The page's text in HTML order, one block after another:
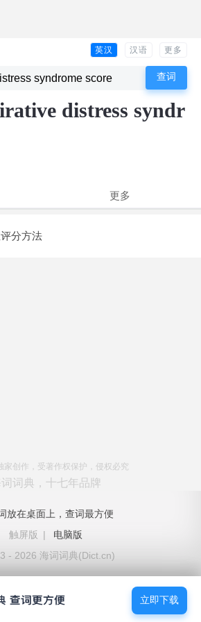
英汉 汉语 更多
distress syndr
更多
分方法
家创作，受著作权保护，侵权必究
词词典，十七年品牌
放在桌面上，查词最方便
触屏版
|
电脑版
- 2026 海词词典(Dict.cn)
立即下载
立即下载